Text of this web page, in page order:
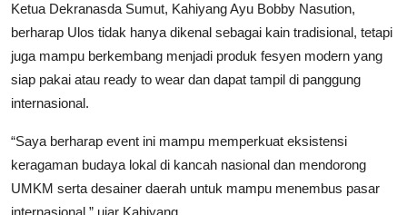
Ketua Dekranasda Sumut, Kahiyang Ayu Bobby Nasution,
berharap Ulos tidak hanya dikenal sebagai kain tradisional, tetapi
juga mampu berkembang menjadi produk fesyen modern yang
siap pakai atau ready to wear dan dapat tampil di panggung
internasional.
“Saya berharap event ini mampu memperkuat eksistensi
keragaman budaya lokal di kancah nasional dan mendorong
UMKM serta desainer daerah untuk mampu menembus pasar